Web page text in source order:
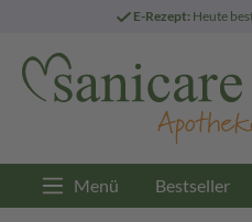
E-Rezept: Heute
Menü Bestseller